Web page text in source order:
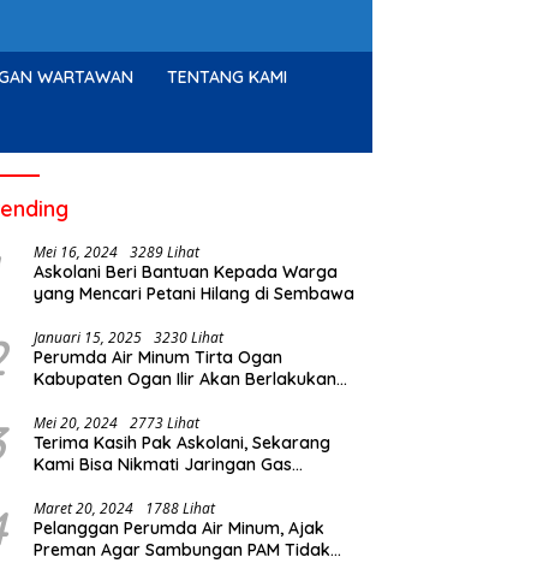
WARTAWAN TENTANG KAMI
Mei 16, 2024 3289 Lihat
Askolani Beri Bantuan Kepada Warga
yang Mencari Petani Hilang di Sembawa
Januari 15, 2025 3230 Lihat
Perumda Air Minum Tirta Ogan
Kabupaten Ogan Ilir Akan Berlakukan
Mei 20, 2024 2773 Lihat
Terima Kasih Pak Askolani, Sekarang
Kami Bisa Nikmati Jaringan Gas
Maret 20, 2024 1788 Lihat
Pelanggan Perumda Air Minum, Ajak
Preman Agar Sambungan PAM Tidak